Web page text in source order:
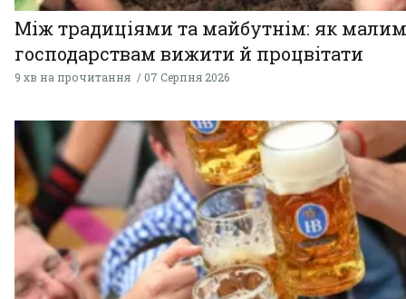
Між традиціями та майбутнім: як малим
господарствам вижити й процвітати
9 хв на прочитання 07 Серпня 2026